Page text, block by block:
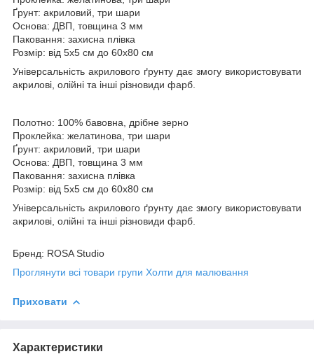
Ґрунт: акриловий, три шари
Основа: ДВП, товщина 3 мм
Паковання: захисна плівка
Розмір: від 5х5 см до 60х80 см
Універсальність акрилового ґрунту дає змогу використовувати
акрилові, олійні та інші різновиди фарб.
Полотно: 100% бавовна, дрібне зерно
Проклейка: желатинова, три шари
Ґрунт: акриловий, три шари
Основа: ДВП, товщина 3 мм
Паковання: захисна плівка
Розмір: від 5х5 см до 60х80 см
Універсальність акрилового ґрунту дає змогу використовувати
акрилові, олійні та інші різновиди фарб.
Бренд: ROSA Studio
Проглянути всі товари групи Холти для малювання
Приховати
Характеристики